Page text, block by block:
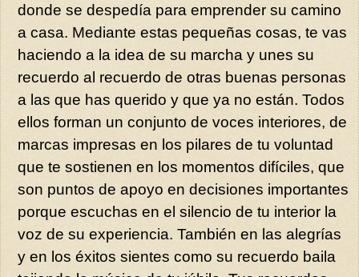
donde se despedía para emprender su camino
a casa. Mediante estas pequeñas cosas, te vas
haciendo a la idea de su marcha y unes su
recuerdo al recuerdo de otras buenas personas
a las que has querido y que ya no están. Todos
ellos forman un conjunto de voces interiores, de
marcas impresas en los pilares de tu voluntad
que te sostienen en los momentos difíciles, que
son puntos de apoyo en decisiones importantes
porque escuchas en el silencio de tu interior la
voz de su experiencia. También en las alegrías
y en los éxitos sientes como su recuerdo baila